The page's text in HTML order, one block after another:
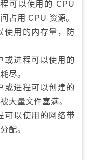
可以使用的 CPU
占用 CPU 资源。
使用的内存量，防
或进程可以使用的
尽。
或进程可以创建的
大量文件塞满。
可以使用的网络带
配。